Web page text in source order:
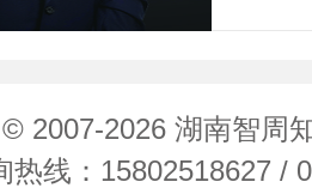
2007-2026 湖南智周
热线：15802518627 /